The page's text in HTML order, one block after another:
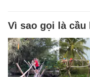
Vì sao gọi là cầu